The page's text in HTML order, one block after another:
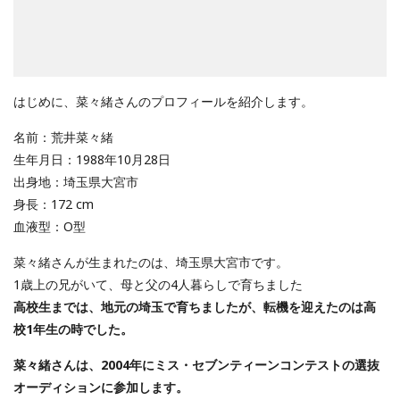
はじめに、菜々緒さんのプロフィールを紹介します。
名前：荒井菜々緒
生年月日：1988年10月28日
出身地：埼玉県大宮市
身長：172 cm
血液型：O型
菜々緒さんが生まれたのは、埼玉県大宮市です。
1歳上の兄がいて、母と父の4人暮らしで育ちました
高校生までは、地元の埼玉で育ちましたが、転機を迎えたのは高
校1年生の時でした。
菜々緒さんは、2004年にミス・セブンティーンコンテストの選抜
オーディションに参加します。